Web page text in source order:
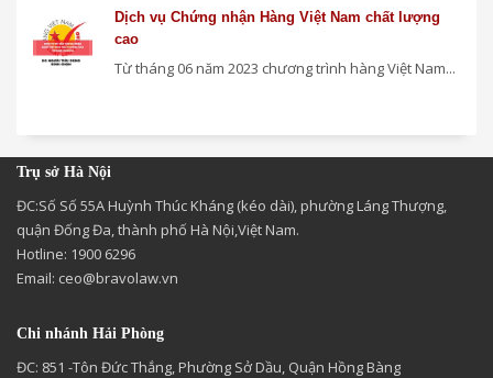
Dịch vụ Chứng nhận Hàng Việt Nam chất lượng
cao
Từ tháng 06 năm 2023 chương trình hàng Việt Nam...
Trụ sở Hà Nội
ĐC:Số Số 55A Huỳnh Thúc Kháng (kéo dài), phường Láng Thượng,
quận Đống Đa, thành phố Hà Nội,Việt Nam.
Hotline: 1900 6296
Email: ceo@bravolaw.vn
Chi nhánh Hải Phòng
ĐC: 851 -Tôn Đức Thắng, Phường Sở Dầu, Quận Hồng Bàng